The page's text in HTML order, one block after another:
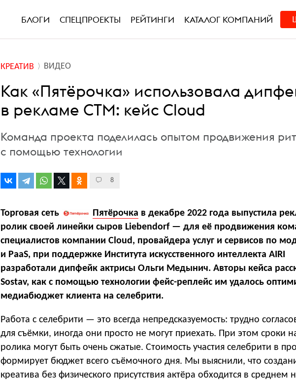
БЛОГИ СПЕЦПРОЕКТЫ РЕЙТИНГИ КАТАЛОГ КОМПАНИЙ
КРЕАТИВ ВИДЕО
Как «Пятёрочка» использовала
в рекламе СТМ: кейс Cloud
Команда проекта поделилась опытом продвижения
с помощью технологии
8
Торговая сеть Пятёрочка в декабре 2022 года выпустила
ролик своей линейки сыров Liebendorf — для её продвижения
специалистов компании Cloud, провайдера услуг и сервисов по
и PaaS, при поддержке Института искусственного интеллекта AIRI
разработали дипфейк актрисы Ольги Медынич. Авторы кейса
Sostav, как с помощью технологии фейс-реплейс им удалось
медиабюджет клиента на селебрити.
Работа с селебрити — это всегда непредсказуемость: трудно
для съёмки, иногда они просто не могут приехать. При этом сроки
ролика могут быть очень сжатые. Стоимость участия селебрити в
формирует бюджет всего съёмочного дня. Мы выяснили, что
креатива без физического присутствия актёра обходится в среднем